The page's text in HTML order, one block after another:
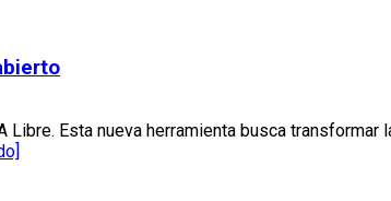
Esta nueva herramienta busca transformar